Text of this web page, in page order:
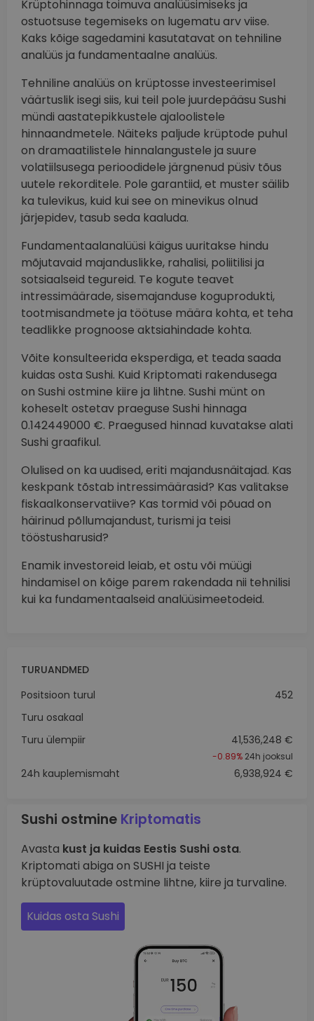
Krüptohinnaga toimuva analüüsimiseks ja
ostuotsuse tegemiseks on lugematu arv viise.
Kaks kõige sagedamini kasutatavat on tehniline
analüüs ja fundamentaalne analüüs.
Tehniline analüüs on krüptosse investeerimisel
väärtuslik isegi siis, kui teil pole juurdepääsu Sushi
mündi aastatepikkustele ajaloolistele
hinnaandmetele. Näiteks paljude krüptode puhul
on dramaatilistele hinnalangustele ja suure
volatiilsusega perioodidele järgnenud püsiv tõus
uutele rekorditele. Pole garantiid, et muster säilib
ka tulevikus, kuid kui see on minevikus olnud
järjepidev, tasub seda kaaluda.
Fundamentaalanalüüsi käigus uuritakse hindu
mõjutavaid majanduslikke, rahalisi, poliitilisi ja
sotsiaalseid tegureid. Te kogute teavet
intressimäärade, sisemajanduse koguprodukti,
tootmisandmete ja töötuse määra kohta, et teha
teadlikke prognoose aktsiahindade kohta.
Võite konsulteerida eksperdiga, et teada saada
kuidas osta Sushi. Kuid Kriptomati rakendusega
on Sushi ostmine kiire ja lihtne. Sushi münt on
koheselt ostetav praeguse Sushi hinnaga
0.142449000 €. Praegused hinnad kuvatakse alati
Sushi graafikul.
Olulised on ka uudised, eriti majandusnäitajad. Kas
keskpank tõstab intressimäärasid? Kas valitakse
fiskaalkonservatiive? Kas tormid või põuad on
häirinud põllumajandust, turismi ja teisi
tööstusharusid?
Enamik investoreid leiab, et ostu või müügi
hindamisel on kõige parem rakendada nii tehnilisi
kui ka fundamentaalseid analüüsimeetodeid.
TURUANDMED
Positsioon turul
452
Turu osakaal
Turu ülempiir
41,536,248 €
-0.89% 24h jooksul
24h kauplemismaht 6,938,924 €
Sushi ostmine Kriptomatis
Avasta kust ja kuidas Eestis Sushi osta.
Kriptomati abiga on SUSHI ja teiste
krüptovaluutade ostmine lihtne, kiire ja turvaline.
Kuidas osta Sushi